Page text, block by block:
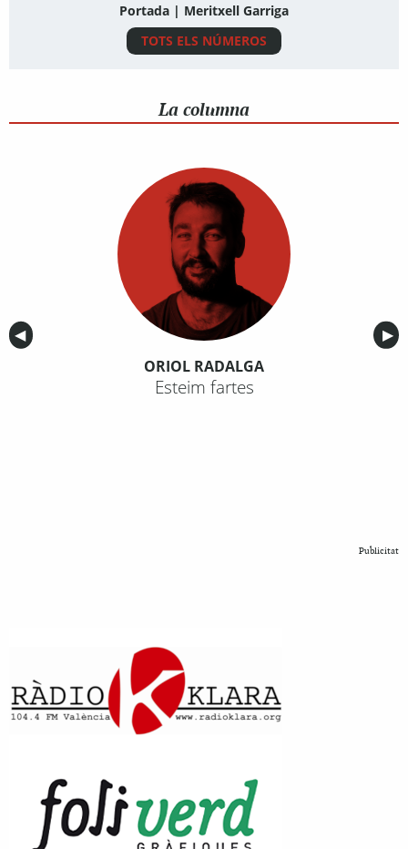
Portada | Meritxell Garriga
TOTS ELS NÚMEROS
La columna
Anterior
◀︎ ▶︎
ORIOL RADALGA
Esteim fartes
Publicitat